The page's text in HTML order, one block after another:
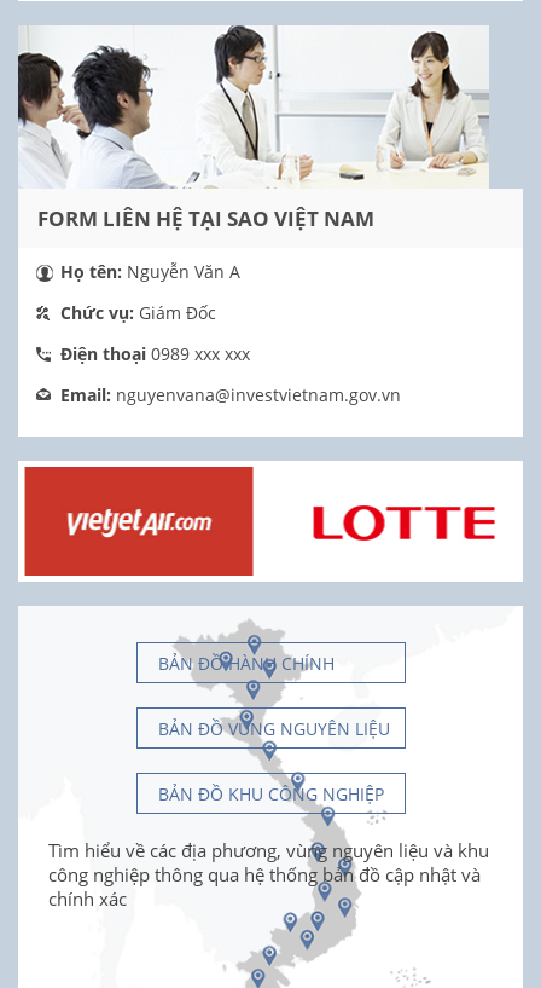
FORM LIÊN HỆ TẠI SAO VIỆT NAM
Họ tên: Nguyễn Văn A
Chức vụ: Giám Đốc
Điện thoại 0989 xxx xxx
Email: nguyenvana@investvietnam.gov.vn
BẢN ĐỒ HÀNH CHÍNH
BẢN ĐỒ VÙNG NGUYÊN LIỆU
BẢN ĐỒ KHU CÔNG NGHIỆP
Tìm hiểu về các địa phương, vùng nguyên liệu và khu
công nghiệp thông qua hệ thống bản đồ cập nhật và
chính xác